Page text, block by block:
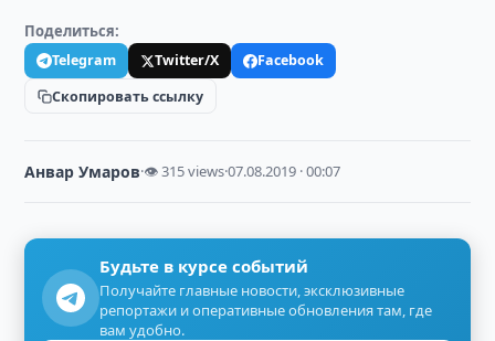
Поделиться:
Telegram Twitter/X
Facebook
Скопировать ссылку
Анвар Умаров·👁 315 views·07.08.2019 · 00:07
Будьте в курсе событий
Получайте главные новости, эксклюзивные
репортажи и оперативные обновления там, где
вам удобно.